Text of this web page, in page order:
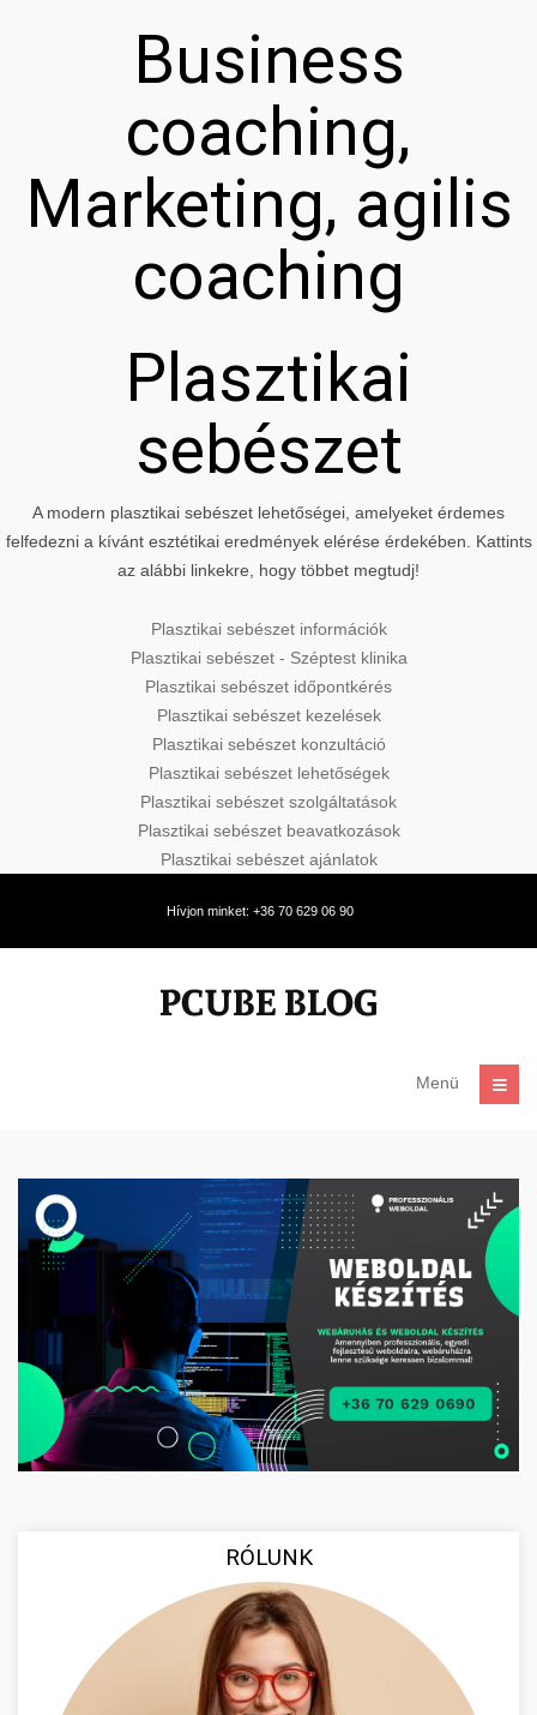
Business
coaching,
Marketing, agilis
coaching
Plasztikai
sebészet
A modern plasztikai sebészet lehetőségei, amelyeket érdemes
felfedezni a kívánt esztétikai eredmények elérése érdekében. Kattints
az alábbi linkekre, hogy többet megtudj!
Plasztikai sebészet információk
Plasztikai sebészet - Széptest klinika
Plasztikai sebészet időpontkérés
Plasztikai sebészet kezelések
Plasztikai sebészet konzultáció
Plasztikai sebészet lehetőségek
Plasztikai sebészet szolgáltatások
Plasztikai sebészet beavatkozások
Plasztikai sebészet ajánlatok
Hívjon minket: +36 70 629 06 90
Menü
RÓLUNK